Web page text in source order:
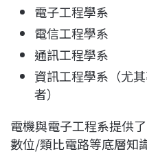
電子工程學系
電信工程學系
通訊工程學系
資訊工程學系（尤
者）
電機與電子工程系提供
數位/類比電路等底層知